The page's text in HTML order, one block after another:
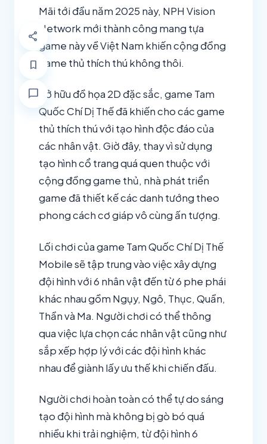
share
bookmark
chat_bubble
Mãi tới đầu năm 2025 này, NPH Vision
Network mới thành công mang tựa
game này về Việt Nam khiến cộng đồng
game thủ thích thú không thôi.
Sở hữu đồ họa 2D đặc sắc, game Tam
Quốc Chí Dị Thế đã khiến cho các game
thủ thích thú với tạo hình độc đáo của
các nhân vật. Giờ đây, thay vì sử dụng
tạo hình cổ trang quá quen thuộc với
cộng đồng game thủ, nhà phát triển
game đã thiết kế các danh tướng theo
phong cách cơ giáp vô cùng ấn tượng.
Lối chơi của game Tam Quốc Chí Dị Thế
Mobile sẽ tập trung vào việc xây dựng
đội hình với 6 nhân vật đến từ 6 phe phái
khác nhau gồm Ngụy, Ngô, Thục, Quần,
Thần và Ma. Người chơi có thể thông
qua việc lựa chọn các nhân vật cũng như
sắp xếp hợp lý với các đội hình khác
nhau để giành lấy ưu thế khi chiến đấu.
Người chơi hoàn toàn có thể tự do sáng
tạo đội hình mà không bị gò bó quá
nhiều khi trải nghiệm, từ đội hình 6